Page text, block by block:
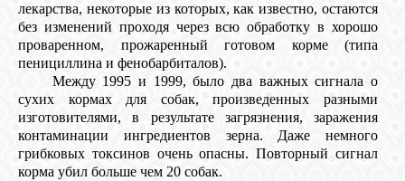
лекарства, некоторые из которых, как известно, остаются
без изменений проходя через всю обработку в хорошо
проваренном, прожаренный готовом корме (типа
пенициллина и фенобарбиталов).
Между 1995 и 1999, было два важных сигнала о
сухих кормах для собак, произведенных разными
изготовителями, в результате загрязнения, заражения
контаминации ингредиентов зерна. Даже немного
грибковых токсинов очень опасны. Повторный сигнал
корма убил больше чем 20 собак.